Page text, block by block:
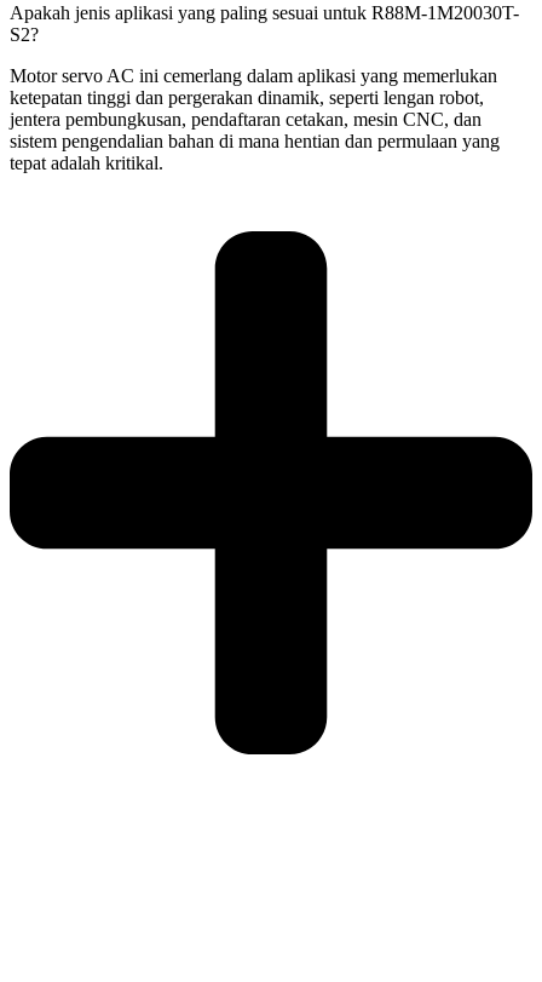
Apakah jenis aplikasi yang paling sesuai untuk R88M-1M20030T-
S2?
Motor servo AC ini cemerlang dalam aplikasi yang memerlukan
ketepatan tinggi dan pergerakan dinamik, seperti lengan robot,
jentera pembungkusan, pendaftaran cetakan, mesin CNC, dan
sistem pengendalian bahan di mana hentian dan permulaan yang
tepat adalah kritikal.